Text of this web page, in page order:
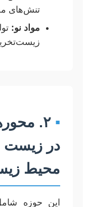
تنش‌های
مواد نو:
▪
۲.
در زیست
محیط
این حوزه